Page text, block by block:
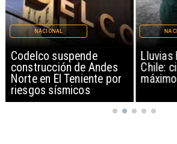
Codelco suspende
construcción de Andes
Norte en El Teniente por
riesgos sísmicos
NACIONAL
Chile: